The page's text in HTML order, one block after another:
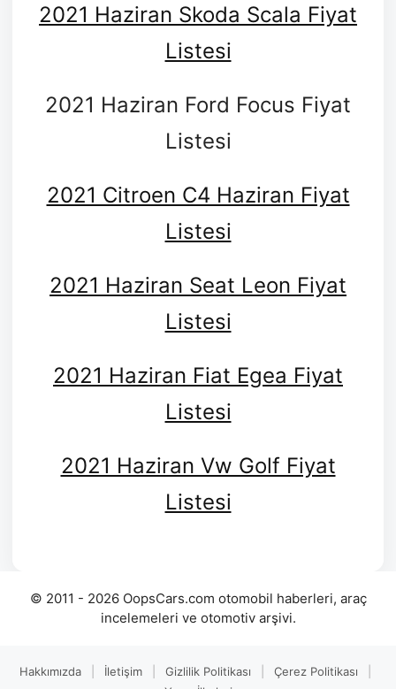
2021 Haziran Skoda Scala Fiyat
Listesi
2021 Haziran Ford Focus Fiyat
Listesi
2021 Citroen C4 Haziran Fiyat
Listesi
2021 Haziran Seat Leon Fiyat
Listesi
2021 Haziran Fiat Egea Fiyat
Listesi
2021 Haziran Vw Golf Fiyat
Listesi
© 2011 - 2026 OopsCars.com otomobil haberleri, araç
incelemeleri ve otomotiv arşivi.
Hakkımızda İletişim Gizlilik Politikası Çerez Politikası